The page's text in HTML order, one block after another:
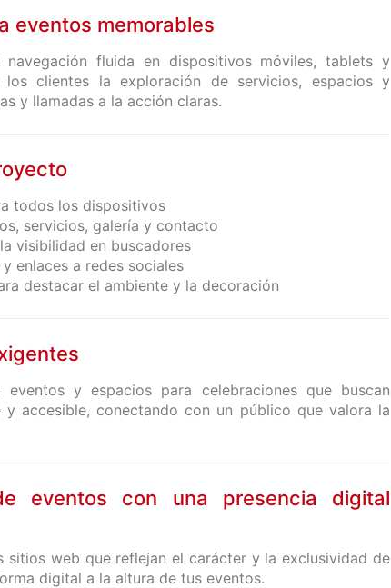
eventos memorables
fluida en dispositivos móviles, tablets y
clientes la exploración de servicios, espacios y
y llamadas a la acción claras.
todos los dispositivos
servicios, galería y contacto
visibilidad en buscadores
enlaces a redes sociales
destacar el ambiente y la decoración
y espacios para celebraciones que buscan
accesible, conectando con un público que valora la
eventos con una presencia digital
sitios web que reflejan el carácter y la exclusividad de
digital a la altura de tus eventos.